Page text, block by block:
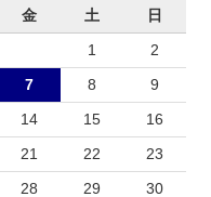
金 土
日
1
2
7 8
9
14 15
16
21 22
23
28 29 30